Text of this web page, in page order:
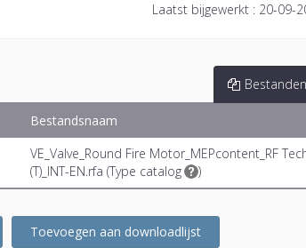
Laatst bijgewerkt : 20-09-
Bestanden
Bestandsnaam
VE_Valve_Round Fire Motor_MEPcontent_RF
(T)_INT-EN.rfa (Type catalog )
Toevoegen aan downloadlijst